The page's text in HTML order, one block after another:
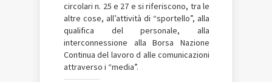
circolari n. 25 e 27 e si riferiscono, tra le
altre cose, all’attività di “sportello”, alla
qualifica del personale, alla
interconnessione alla Borsa Nazione
Continua del lavoro d alle comunicazioni
attraverso i “media”.